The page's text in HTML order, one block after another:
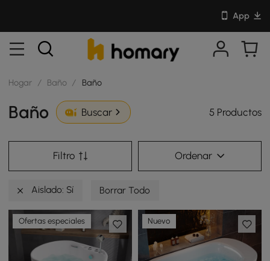
App
Hogar / Baño / Baño
Baño Buscar 5 Productos
Filtro Ordenar
Aislado: Sí Borrar Todo
Ofertas especiales Nuevo